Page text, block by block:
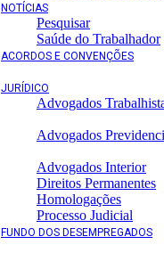
NOTÍCIAS
Pesquisar
Saúde do Trabalhador
ACORDOS E CONVENÇÕES
JURÍDICO
Advogados
Advogados
Advogados Interior
Direitos Permanentes
Homologações
Processo Judicial
FUNDO DOS DESEMPREGADOS